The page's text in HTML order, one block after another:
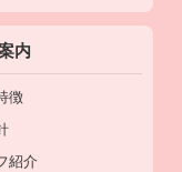
内
徴
紹介